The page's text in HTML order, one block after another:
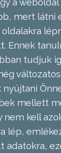
mert látni
Ennek
tudjuk
mellett
nem kell
lép,
adatokra,